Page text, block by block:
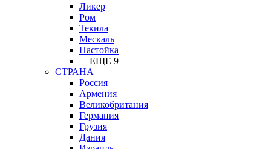
Ликер
Ром
Текила
Мескаль
Настойка
+ ЕЩЕ 9
СТРАНА
Россия
Армения
Великобритания
Германия
Грузия
Дания